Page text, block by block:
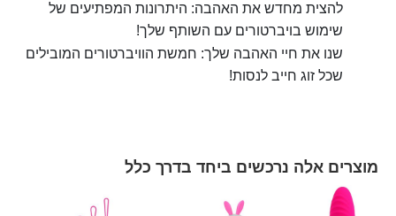
להצית מחדש את האהבה: היתרונות המפתיעים של
שימוש בויברטורים עם השותף שלך!
שנו את חיי האהבה שלך: חמשת הוויברטורים המובילים
שכל זוג חייב לנסות!
מוצרים אלה נרכשים ביחד בדרך כלל